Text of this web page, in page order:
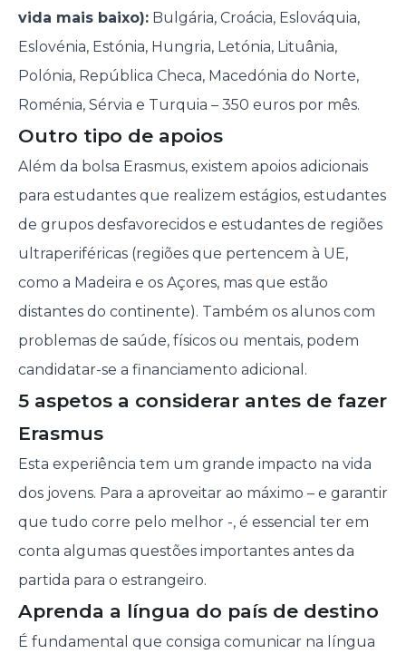
vida mais baixo):Bulgária, Croácia, Eslováquia,
Eslovénia, Estónia, Hungria, Letónia, Lituânia,
Polónia, República Checa, Macedónia do Norte,
Roménia, Sérvia e Turquia – 350 euros por mês.
Outro tipo de apoios
Além da bolsa Erasmus, existem apoios adicionais
para estudantes que realizem estágios, estudantes
de grupos desfavorecidos e estudantes de regiões
ultraperiféricas (regiões que pertencem à UE,
como a Madeira e os Açores, mas que estão
distantes do continente). Também os alunos com
problemas de saúde, físicos ou mentais, podem
candidatar-se a financiamento adicional.
5 aspetos a considerar antes de fazer
Erasmus
Esta experiência tem um grande impacto na vida
dos jovens. Para a aproveitar ao máximo – e garantir
que tudo corre pelo melhor -, é essencial ter em
conta algumas questões importantes antes da
partida para o estrangeiro.
Aprenda a língua do país de destino
É fundamental que consiga comunicar na língua